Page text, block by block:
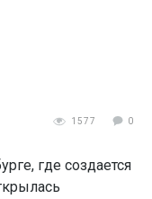
1577 0
где создается